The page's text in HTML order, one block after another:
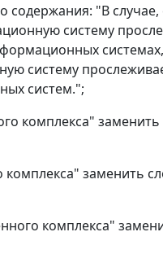
"В
систему
систему
систем.";
комплекса"
заменить
комплекса"